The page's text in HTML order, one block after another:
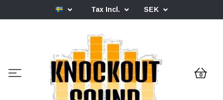
Tax Incl. SEK
0